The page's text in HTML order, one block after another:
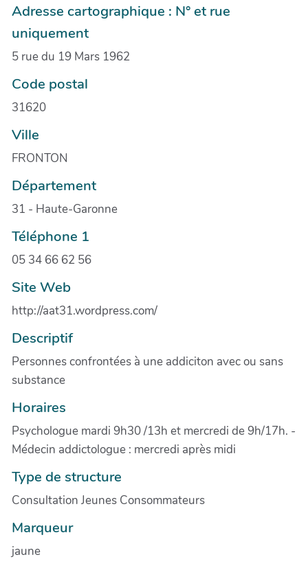
Adresse cartographique : N° et rue
uniquement
5 rue du 19 Mars 1962
Code postal
31620
Ville
FRONTON
Département
31 - Haute-Garonne
Téléphone 1
05 34 66 62 56
Site Web
http://aat31.wordpress.com/
Descriptif
Personnes confrontées à une addiciton avec ou sans
substance
Horaires
Psychologue mardi 9h30 /13h et mercredi de 9h/17h. -
Médecin addictologue : mercredi après midi
Type de structure
Consultation Jeunes Consommateurs
Marqueur
jaune